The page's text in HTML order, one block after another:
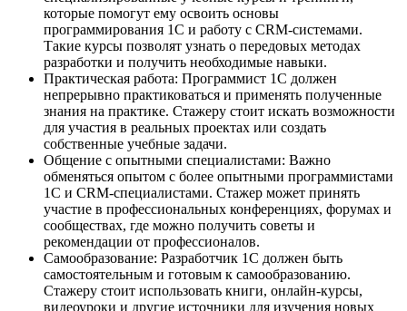
которые помогут ему освоить основы
программирования 1С и работу с CRM-системами.
Такие курсы позволят узнать о передовых методах
разработки и получить необходимые навыки.
Практическая работа: Программист 1С должен
непрерывно практиковаться и применять полученные
знания на практике. Стажеру стоит искать возможности
для участия в реальных проектах или создать
собственные учебные задачи.
Общение с опытными специалистами: Важно
обменяться опытом с более опытными программистами
1С и CRM-специалистами. Стажер может принять
участие в профессиональных конференциях, форумах и
сообществах, где можно получить советы и
рекомендации от профессионалов.
Самообразование: Разработчик 1С должен быть
самостоятельным и готовым к самообразованию.
Стажеру стоит использовать книги, онлайн-курсы,
видеоуроки и другие источники для изучения новых